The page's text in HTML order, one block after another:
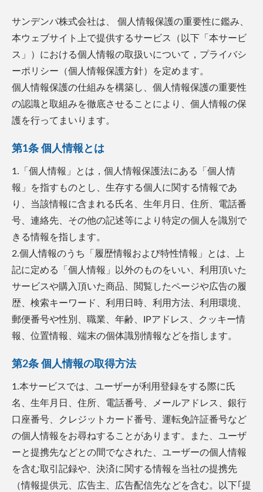
サンデンパ株式会社は、 個人情報保護の重要性に鑑み、
本ウェブサイト上で提供するサービス（以下「本サービ
ス」）における個人情報の取扱いについて，プライバシ
ーポリシー（個人情報保護方針）を定めます。
個人情報保護の仕組みを構築し、個人情報保護の重要性
の認識と取組みを徹底させることにより、個人情報の保
護を行ってまいります。
第1条 個人情報とは
1.「個人情報」とは，個人情報保護法にある「個人情
報」を指すものとし、生存する個人に関する情報であ
り、当該情報に含まれる氏名、生年月日、住所、電話番
号、連絡先、その他の記述等により特定の個人を識別で
きる情報を指します。
2.個人情報のうち「履歴情報および特性情報」とは、上
記に定める「個人情報」以外のものをいい、利用頂いた
サービスや購入頂いた商品、閲覧したページや広告の履
歴、検索キーワード、利用日時、利用方法、利用環境、
郵便番号や性別、職業、年齢、IPアドレス、クッキー情
報、位置情報、端末の個体識別情報などを指します。
第2条 個人情報の取得方法
1.本サービスでは、ユーザーが利用登録をする際に氏
名、生年月日、住所、電話番号、メールアドレス、銀行
口座番号、クレジットカード番号、運転免許証番号など
の個人情報をお尋ねすることがあります。また、ユーザ
ーと提携先などとの間でなされた、ユーザーの個人情報
を含む取引記録や、決済に関する情報を当社の提携先
（情報提供元、広告主、広告配信先などを含む。以下｢提